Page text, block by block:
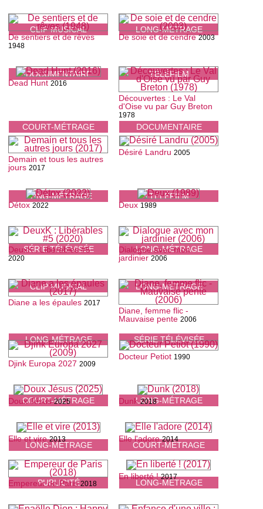
CLIP MUSICAL LONG-MÉTRAGE
DOCUMENTAIRE
De sentiers et de rêves
1948
TÉLÉFILM
De soie et de cendre 2003
COURT-MÉTRAGE
Dead Hunt 2016
DOCUMENTAIRE
Découvertes : Le Val
d'Oise vu par Guy Breton
1978
LONG-MÉTRAGE
Demain et tous les autres
jours 2017
TÉLÉFILM
Désiré Landru 2005
SÉRIE TÉLÉVISÉE
Détox 2022
LONG-MÉTRAGE
Deux 1989
CLIP MUSICAL
DeuxK : Libérables #5
2020
LONG-MÉTRAGE
Dialogue avec mon
jardinier 2006
LONG-MÉTRAGE
Diane a les épaules 2017
SÉRIE TÉLÉVISÉE
Diane, femme flic -
Mauvaise pente 2006
COURT-MÉTRAGE
Djink Europa 2027 2009
LONG-MÉTRAGE
Docteur Petiot 1990
LONG-MÉTRAGE
Doux Jésus 2025
COURT-MÉTRAGE
Dunk 2018
PUBLICITÉ
Elle et vire 2013
LONG-MÉTRAGE
Elle l'adore 2014
Empereur de Paris 2018
En liberté ! 2017